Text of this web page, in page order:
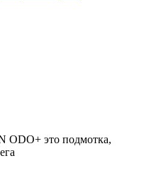
ODO+ это подмотка,